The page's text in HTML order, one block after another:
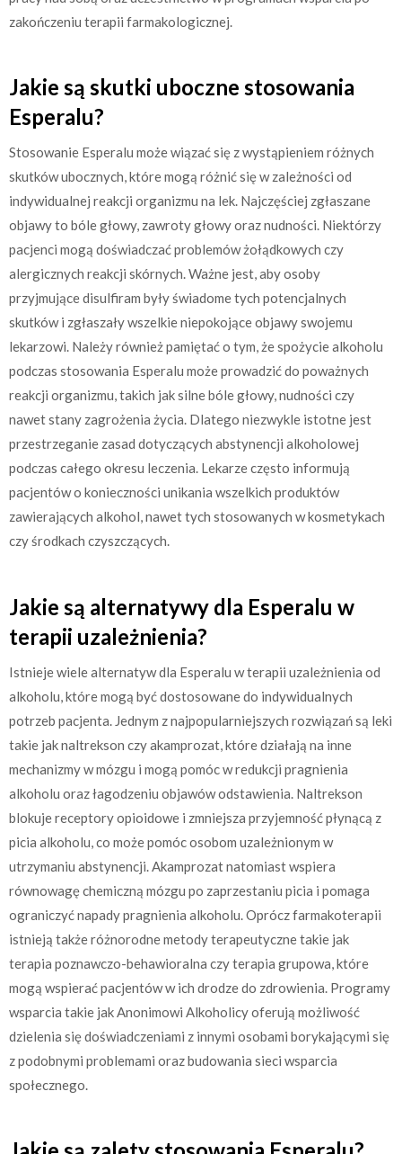
zakończeniu terapii farmakologicznej.
Jakie są skutki uboczne stosowania
Esperalu?
Stosowanie Esperalu może wiązać się z wystąpieniem różnych
skutków ubocznych, które mogą różnić się w zależności od
indywidualnej reakcji organizmu na lek. Najczęściej zgłaszane
objawy to bóle głowy, zawroty głowy oraz nudności. Niektórzy
pacjenci mogą doświadczać problemów żołądkowych czy
alergicznych reakcji skórnych. Ważne jest, aby osoby
przyjmujące disulfiram były świadome tych potencjalnych
skutków i zgłaszały wszelkie niepokojące objawy swojemu
lekarzowi. Należy również pamiętać o tym, że spożycie alkoholu
podczas stosowania Esperalu może prowadzić do poważnych
reakcji organizmu, takich jak silne bóle głowy, nudności czy
nawet stany zagrożenia życia. Dlatego niezwykle istotne jest
przestrzeganie zasad dotyczących abstynencji alkoholowej
podczas całego okresu leczenia. Lekarze często informują
pacjentów o konieczności unikania wszelkich produktów
zawierających alkohol, nawet tych stosowanych w kosmetykach
czy środkach czyszczących.
Jakie są alternatywy dla Esperalu w
terapii uzależnienia?
Istnieje wiele alternatyw dla Esperalu w terapii uzależnienia od
alkoholu, które mogą być dostosowane do indywidualnych
potrzeb pacjenta. Jednym z najpopularniejszych rozwiązań są leki
takie jak naltrekson czy akamprozat, które działają na inne
mechanizmy w mózgu i mogą pomóc w redukcji pragnienia
alkoholu oraz łagodzeniu objawów odstawienia. Naltrekson
blokuje receptory opioidowe i zmniejsza przyjemność płynącą z
picia alkoholu, co może pomóc osobom uzależnionym w
utrzymaniu abstynencji. Akamprozat natomiast wspiera
równowagę chemiczną mózgu po zaprzestaniu picia i pomaga
ograniczyć napady pragnienia alkoholu. Oprócz farmakoterapii
istnieją także różnorodne metody terapeutyczne takie jak
terapia poznawczo-behawioralna czy terapia grupowa, które
mogą wspierać pacjentów w ich drodze do zdrowienia. Programy
wsparcia takie jak Anonimowi Alkoholicy oferują możliwość
dzielenia się doświadczeniami z innymi osobami borykającymi się
z podobnymi problemami oraz budowania sieci wsparcia
społecznego.